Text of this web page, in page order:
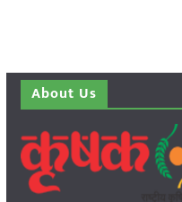
About Us